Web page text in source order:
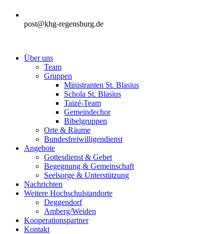
post@khg-regensburg.de
Über uns
Team
Gruppen
Ministranten St. Blasius
Schola St. Blasius
Taizé-Team
Gemeindechor
Bibelgruppen
Orte & Räume
Bundesfreiwilligendienst
Angebote
Gottesdienst & Gebet
Begegnung & Gemeinschaft
Seelsorge & Unterstützung
Nachrichten
Weitere Hochschulstandorte
Deggendorf
Amberg/Weiden
Kooperationspartner
Kontakt